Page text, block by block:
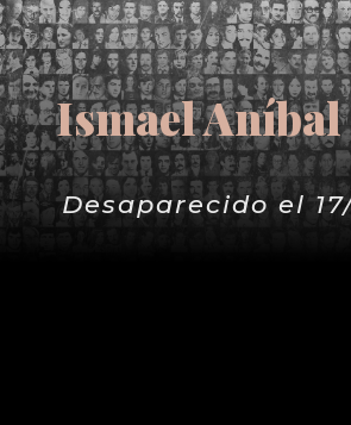
Ismael Aníbal
Desaparecido el